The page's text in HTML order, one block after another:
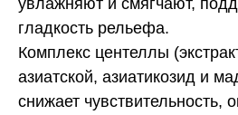
гладкость рельефа.
Комплекс центеллы
азиатской, азиатикозид и
снижает чувствительность,